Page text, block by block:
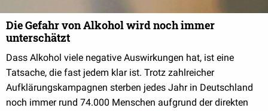
Die Gefahr von Alkohol wird noch immer
unterschätzt
Dass Alkohol viele negative Auswirkungen hat, ist eine
Tatsache, die fast jedem klar ist. Trotz zahlreicher
Aufklärungskampagnen sterben jedes Jahr in Deutschland
noch immer rund 74.000 Menschen aufgrund der direkten